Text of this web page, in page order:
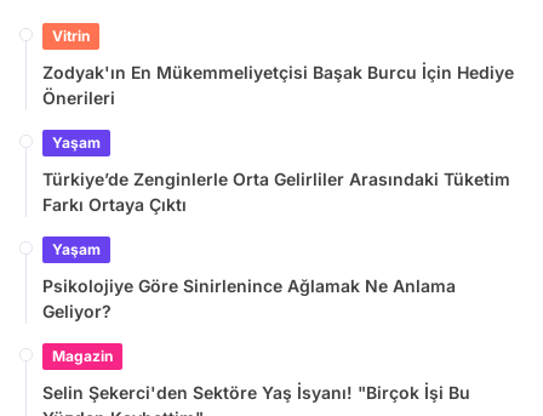
Vitrin
Zodyak'ın En Mükemmeliyetçisi Başak Burcu İçin Hediye
Önerileri
Yaşam
Türkiye’de Zenginlerle Orta Gelirliler Arasındaki Tüketim
Farkı Ortaya Çıktı
Yaşam
Psikolojiye Göre Sinirlenince Ağlamak Ne Anlama
Geliyor?
Magazin
Selin Şekerci'den Sektöre Yaş İsyanı! "Birçok İşi Bu